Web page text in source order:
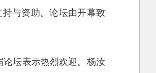
持与资助。论坛由开幕致
坛表示热烈欢迎。杨汝